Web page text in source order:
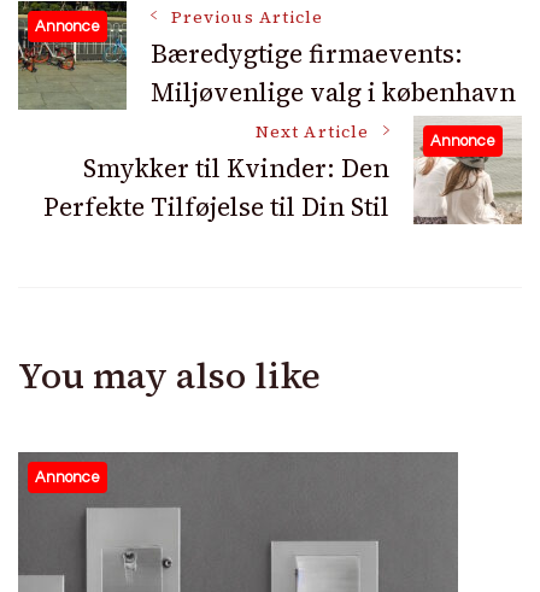
Post
Navigation
Annonce Previous Article
Bæredygtige firmaevents:
Miljøvenlige valg i københavn
Annonce
Next Article
Smykker til Kvinder: Den
Perfekte Tilføjelse til Din Stil
You may also like
Annonce